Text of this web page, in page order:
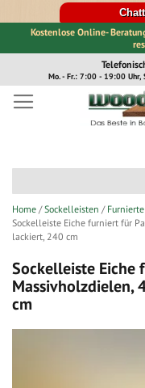
Kostenlose Online-
Inhalt
Mo. - Fr.: 7:00 - 19:00 Uhr,
Home Sockelleisten
Sockelleiste Eiche furniert für
lackiert, 240 cm
Sockelleiste
Massivholzdielen,
cm